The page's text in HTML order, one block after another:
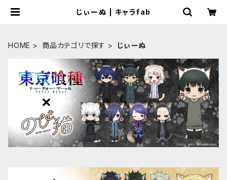
じぃーぬ | キャラfab
HOME 商品カテゴリで探す じぃーぬ